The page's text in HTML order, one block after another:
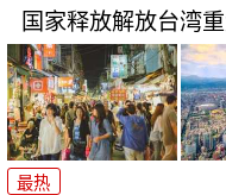
国家释放解放台湾
最热